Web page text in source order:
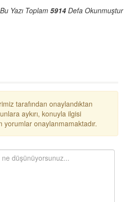
Bu Yazı Toplam 5914 Defa Okunmuştur
tarafından onaylandıktan
aykırı, konuyla ilgisi
onaylanmamaktadır.